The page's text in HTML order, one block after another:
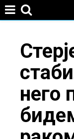
hereнего